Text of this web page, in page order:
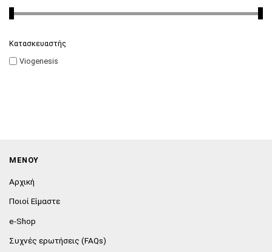
Κατασκευαστής
Viogenesis
ΜΕΝΟΥ
Αρχική
Ποιοί Είμαστε
e-Shop
Συχνές ερωτήσεις (FAQs)